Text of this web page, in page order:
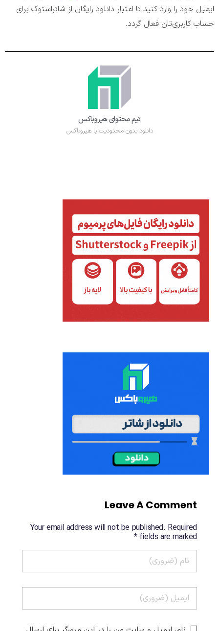
ایمیل خود را وارد کنید تا اعتبار دانلود رایگان از شاتراستوک برای
حساب کاربری‌تان فعال گردد.
تیم محتوای هیروباکس
دانلود بدون محدودیت با هیروباکس
Leave A Comment
Your email address will not be published. Required
fields are marked *